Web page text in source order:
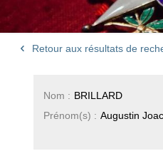
Retour aux résultats de
Nom : BRILLARD
Prénom(s) : Augustin